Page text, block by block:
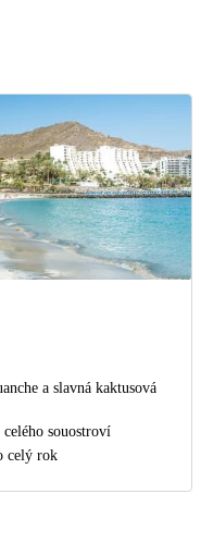
a slavná kaktusová
souostroví
celý rok